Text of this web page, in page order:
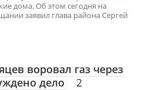
дома. Об этом сегодня на
заявил глава района Сергей
воровал газ через
дело
2